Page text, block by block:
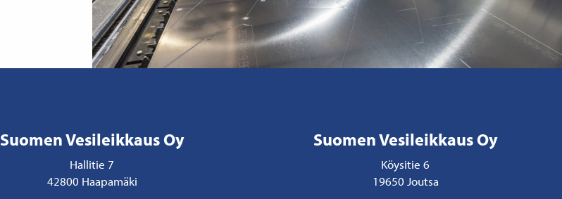
Suomen Vesileikkaus Oy
Hallitie 7
42800 Haapamäki
Suomen Vesileikkaus Oy
Köysitie 6
19650 Joutsa